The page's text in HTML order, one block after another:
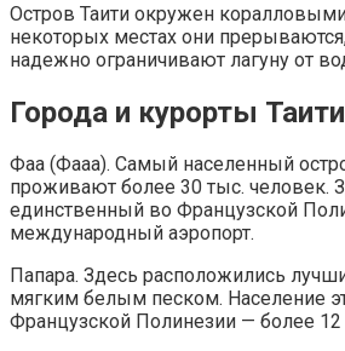
Остров Таити окружен
некоторых местах они
надежно ограничивают лагуну от
Города и курорты Таити
Фаа (Фааа). Самый населенный
проживают более 30 тыс. человек.
единственный во Французской
международный аэропорт.
Папара. Здесь расположились
мягким белым песком. Население
Французской Полинезии — более 12